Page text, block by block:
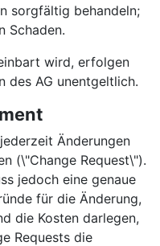
sorgfältig behandeln;
Schaden.
wird, erfolgen
des AG unentgeltlich.
Änderungen
(\"Change Request\").
jedoch eine genaue
für die Änderung,
die Kosten darlegen,
Requests die